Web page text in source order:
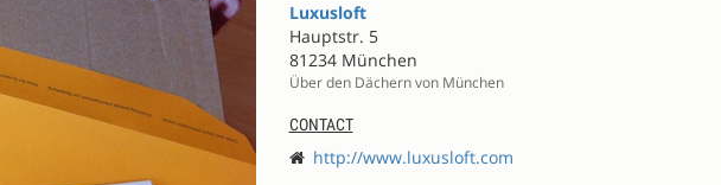
Luxusloft
Hauptstr. 5
81234 München
Über den Dächern von München
CONTACT
http://www.luxusloft.com